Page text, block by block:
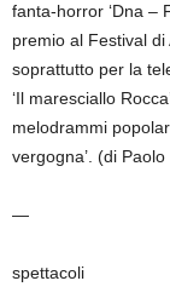
fanta-horror ‘Dna –
premio al Festival
soprattutto per la
‘Il maresciallo
melodrammi
vergogna’. (di
—
spettacoli